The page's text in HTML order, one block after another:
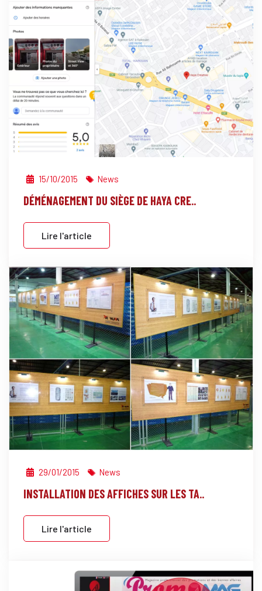
15/10/2015 News
DÉMÉNAGEMENT DU SIÈGE DE HAYA CRE..
Lire l'article
29/01/2015 News
INSTALLATION DES AFFICHES SUR LES TA..
Lire l'article